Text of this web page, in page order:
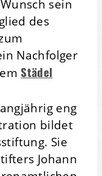
sein
des
Nachfolger
Städel
eng
bildet
Sie
Johann